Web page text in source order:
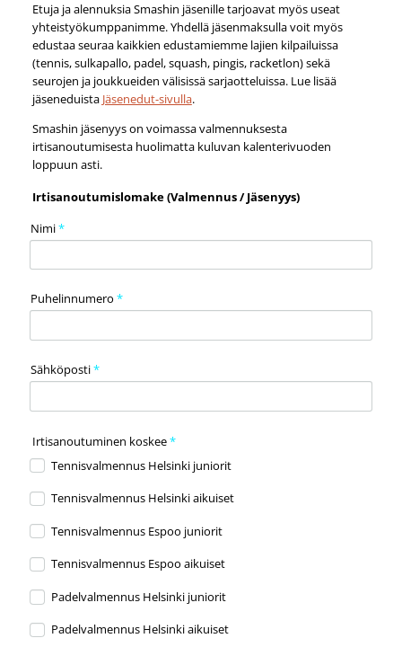
Etuja ja alennuksia Smashin jäsenille tarjoavat myös useat
yhteistyökumppanimme. Yhdellä jäsenmaksulla voit myös
edustaa seuraa kaikkien edustamiemme lajien kilpailuissa
(tennis, sulkapallo, padel, squash, pingis, racketlon) sekä
seurojen ja joukkueiden välisissä sarjaotteluissa. Lue lisää
jäseneduista Jäsenedut-sivulla.
Smashin jäsenyys on voimassa valmennuksesta
irtisanoutumisesta huolimatta kuluvan kalenterivuoden
loppuun asti.
Irtisanoutumislomake (Valmennus / Jäsenyys)
Nimi*
Puhelinnumero *
Sähköposti*
Irtisanoutuminen koskee*
Tennisvalmennus Helsinki juniorit
Tennisvalmennus Helsinki aikuiset
Tennisvalmennus Espoo juniorit
Tennisvalmennus Espoo aikuiset
Padelvalmennus Helsinki juniorit
Padelvalmennus Helsinki aikuiset